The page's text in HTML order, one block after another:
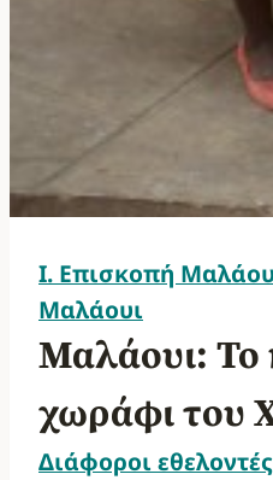
Ι. Επισκοπή
Μαλάουι
Μαλάουι: Το
χωράφι του
Διάφοροι